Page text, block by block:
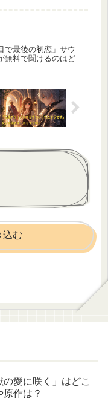
な青春バスケ漫画”の
方は必見です。
で最後の初恋」サウ
無料で聞けるのはど
込む
の愛に咲く」はどこ
作は？